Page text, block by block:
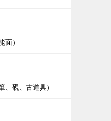
面）
、硯、古道具）